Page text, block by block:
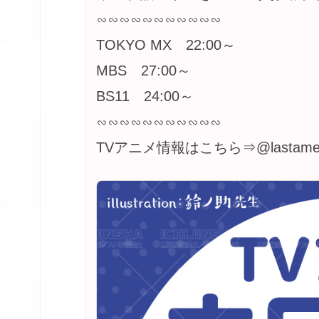
∽∽∽∽∽∽∽∽∽∽∽
TOKYO MX 22:00～
MBS 27:00～
BS11 24:00～
∽∽∽∽∽∽∽∽∽∽∽
TVアニメ情報はこちら